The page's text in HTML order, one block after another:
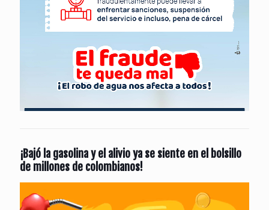
¡Bajó la gasolina y el alivio ya se siente en el bolsillo
de millones de colombianos!
de